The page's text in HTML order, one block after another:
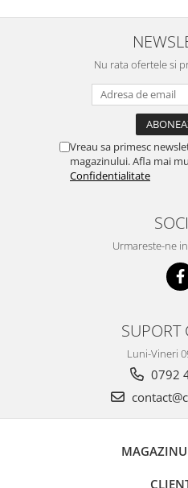
Nu rata ofertele si
Vreau sa primesc
magazinului. Afla mai
Confidentialitate
Urmareste-ne
SUPORT
Luni-Vineri
0792